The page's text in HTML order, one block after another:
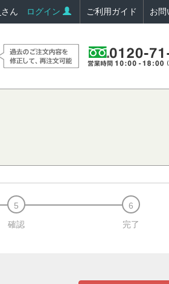
さん ログイン ご利用ガイド お問
確認 完了